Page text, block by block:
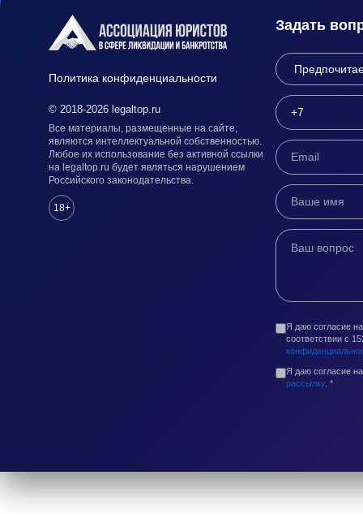
Политика конфиденциальности
© 2018-2026 legaltop.ru
Все материалы, размещенные на сайте,
являются интеллектуальной собственностью.
Любое их использование без активной ссылки
на legaltop.ru будет являться нарушением
Российского законодательства.
18+
Задать
Я даю согласие
соответствии с
Я даю согласие
рассылку. *